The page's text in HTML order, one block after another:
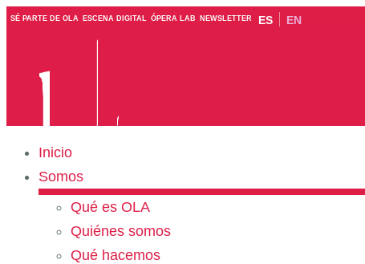
SÉ PARTE DE OLA ESCENA DIGITAL ÓPERA LAB NEWSLETTER ES EN
Inicio
Somos
Qué es OLA
Quiénes somos
Qué hacemos